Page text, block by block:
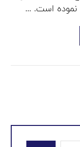
نموده است. ...